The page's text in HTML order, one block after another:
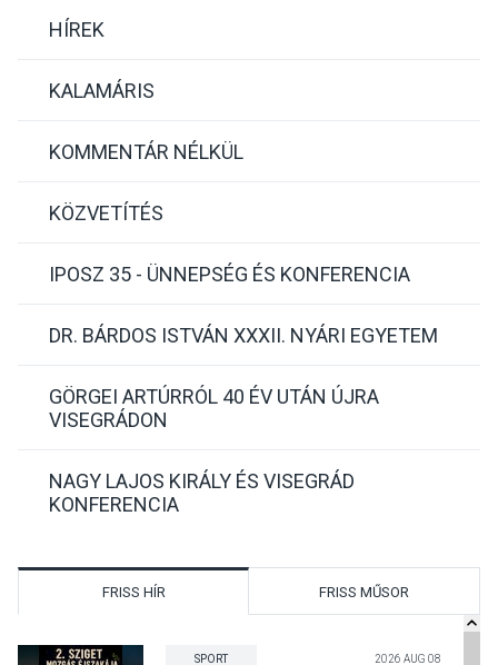
HÍREK
KALAMÁRIS
KOMMENTÁR NÉLKÜL
KÖZVETÍTÉS
IPOSZ 35 - ÜNNEPSÉG ÉS KONFERENCIA
DR. BÁRDOS ISTVÁN XXXII. NYÁRI EGYETEM
GÖRGEI ARTÚRRÓL 40 ÉV UTÁN ÚJRA
VISEGRÁDON
NAGY LAJOS KIRÁLY ÉS VISEGRÁD
KONFERENCIA
FRISS HÍR FRISS MŰSOR
SPORT 2026 AUG 08